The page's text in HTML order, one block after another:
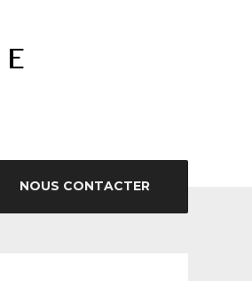
NOUS CONTACTER